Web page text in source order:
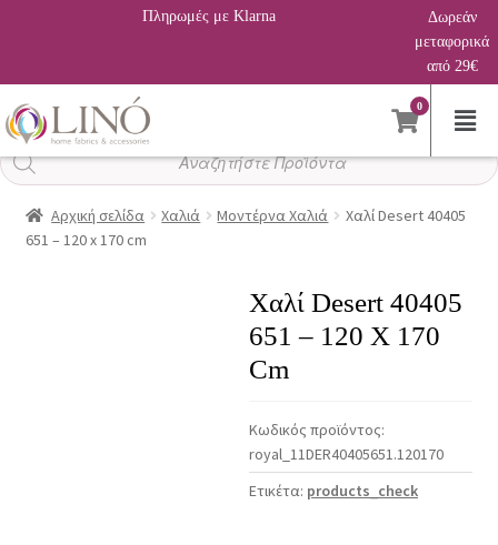
Πληρωμές με Klarna
Δωρεάν
μεταφορικά
από 29€
0
Αναζήτηση
προϊόντων
Αρχική σελίδα Χαλιά Μοντέρνα Χαλιά
Χαλί Desert 40405
651 – 120 x 170 cm
Χαλί Desert 40405
651 – 120 X 170
Cm
Κωδικός προϊόντος:
royal_11DER40405651.120170
Ετικέτα: products_check